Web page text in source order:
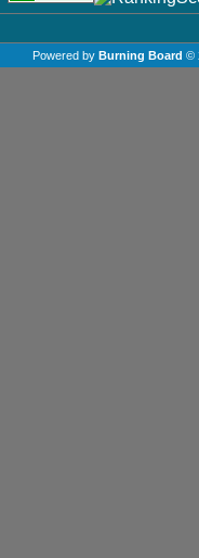
Powered by Burning Board ©